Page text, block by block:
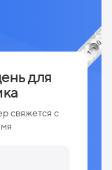
для
свяжется с